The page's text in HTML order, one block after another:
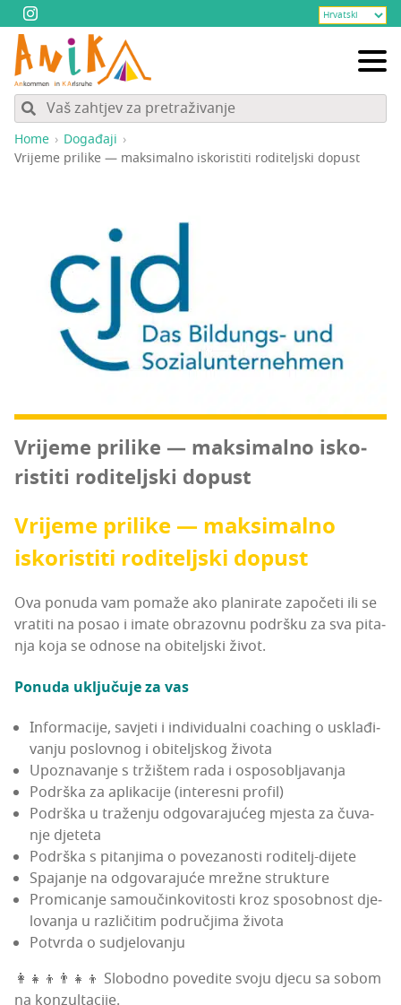
Home
Događaji
Vri­je­me pri­li­ke — mak­si­mal­no isko­ris­ti­ti rodi­telj­ski dopust
Vri­je­me pri­li­ke — mak­si­mal­no isko­
ris­ti­ti rodi­telj­ski dopust
Vri­je­me pri­li­ke — mak­si­mal­no
isko­ris­ti­ti rodi­telj­ski dopust
Ova ponu­da vam poma­že ako pla­ni­ra­te zapo­če­ti ili se
vra­ti­ti na posao i ima­te obra­zov­nu podr­šku za sva pita­
nja koja se odno­se na obi­telj­ski život.
Ponu­da uklju­ču­je za vas
Infor­ma­ci­je, savje­ti i indi­vi­du­al­ni coac­hing o uskla­đi­
va­nju pos­lov­nog i obi­telj­skog života
Upoz­na­va­nje s trži­štem rada i osposobljavanja
Podr­ška za apli­ka­ci­je (inte­res­ni profil)
Podr­ška u tra­že­nju odgo­va­ra­ju­ćeg mjes­ta za čuva­
nje djeteta
Podr­ška s pita­nji­ma o pove­za­nos­ti roditelj-dijete
Spa­ja­nje na odgo­va­ra­ju­će mrež­ne strukture
Pro­mi­ca­nje samo­učin­ko­vi­tos­ti kroz spo­sob­nost dje­
lo­va­nja u raz­li­či­tim podru­čji­ma života
Pot­vr­da o sudjelovanju
👩‍👧‍👦👨‍👧‍👦 Slo­bod­no pove­di­te svo­ju dje­cu sa sobom
na konzultacije.